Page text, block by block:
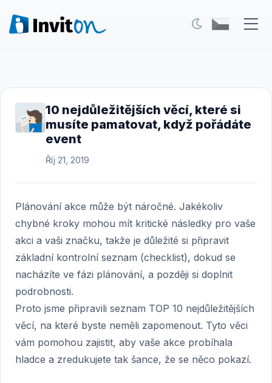
Blog
Akce
Přepnout na tmavý režim
Přihlášení
10 nejdůležitějších věcí, které si
musíte pamatovat, když pořádáte
event
Říj 21, 2019
Plánování akce může být náročné. Jakékoliv
chybné kroky mohou mít kritické následky pro vaše
akci a vaši značku, takže je důležité si připravit
základní kontrolní seznam (checklist), dokud se
nacházíte ve fázi plánování, a později si doplnit
podrobnosti.
Proto jsme připravili seznam TOP 10 nejdůležitějších
věcí, na které byste neměli zapomenout. Tyto věci
vám pomohou zajistit, aby vaše akce probíhala
hladce a zredukujete tak šance, že se něco pokazí.